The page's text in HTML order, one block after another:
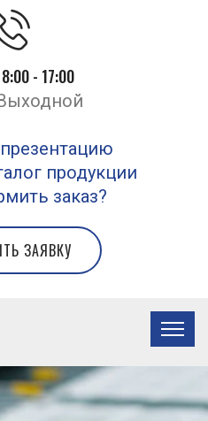
- 17:00
продукции
заказ?
ЗАЯВКУ